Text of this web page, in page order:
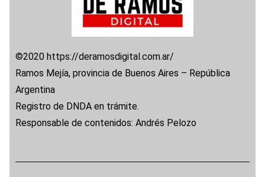
©2020 https://deramosdigital.com.ar/
Ramos Mejía, provincia de Buenos Aires – República
Argentina
Registro de DNDA en trámite.
Responsable de contenidos: Andrés Pelozo